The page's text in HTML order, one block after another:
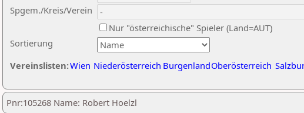
Sortierung
Spgem./Kreis/Verein
Nur "österreichische" Spieler (Land=AUT)
Vereinslisten:Wien Niederösterreich BurgenlandOberösterreich
Pnr:105268 Name: Robert Hoelzl